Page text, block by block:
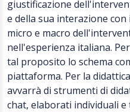
giustificazione
e della sua interazione
micro e macro
nell'esperienza italiana.
tal proposito lo schema
piattaforma. Per la
avvarrà di strumenti di
chat, elaborati individuali e